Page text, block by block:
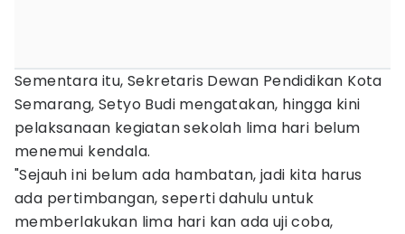
Sementara itu, Sekretaris Dewan Pendidikan Kota
Semarang, Setyo Budi mengatakan, hingga kini
pelaksanaan kegiatan sekolah lima hari belum
menemui kendala.
"Sejauh ini belum ada hambatan, jadi kita harus
ada pertimbangan, seperti dahulu untuk
memberlakukan lima hari kan ada uji coba,